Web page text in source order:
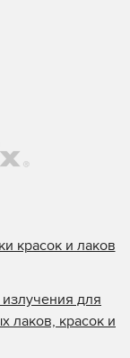
красок и лаков
для
лаков, красок и